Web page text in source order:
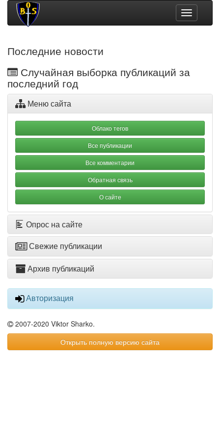
Toggle
navigation
Последние новости
Случайная выборка публикаций за
последний год
Меню сайта
Облако тегов
Все публикации
Все комментарии
Обратная связь
О сайте
Опрос на сайте
Свежие публикации
Архив публикаций
Авторизация
2007-2020 Viktor Sharko.
Открыть полную версию сайта